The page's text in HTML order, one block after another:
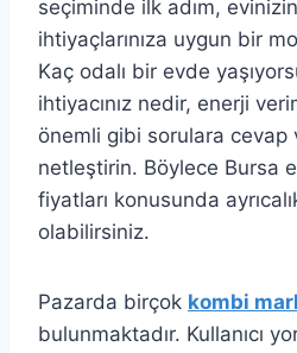
seçiminde ilk adım,
ihtiyaçlarınıza uygun bir
Kaç odalı bir evde
ihtiyacınız nedir, enerji
önemli gibi sorulara cevap
netleştirin. Böylece Bursa
fiyatları konusunda
olabilirsiniz.
Pazarda birçok kombi
bulunmaktadır. Kullanıcı